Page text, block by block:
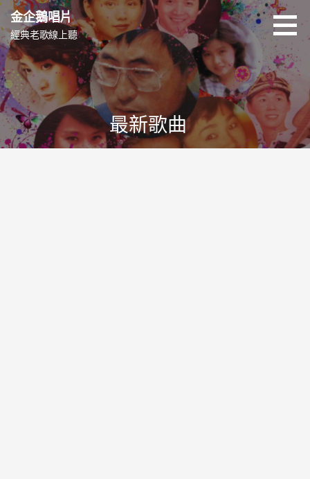
跳
至
主
要
內
容
金企鵝唱片
經典老歌線上聽
最新歌曲